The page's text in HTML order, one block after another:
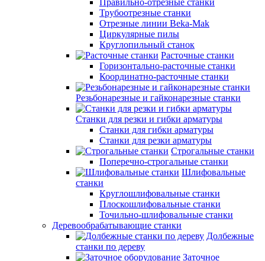
Правильно-отрезные станки
Трубоотрезные станки
Отрезные линии Beka-Mak
Циркулярные пилы
Круглопильный станок
Расточные станки
Горизонтально-расточные станки
Координатно-расточные станки
Резьбонарезные и гайконарезные станки
Станки для резки и гибки арматуры
Станки для гибки арматуры
Станки для резки арматуры
Строгальные станки
Поперечно-строгальные станки
Шлифовальные
станки
Круглошлифовальные станки
Плоскошлифовальные станки
Точильно-шлифовальные станки
Деревообрабатывающие станки
Долбежные
станки по дереву
Заточное